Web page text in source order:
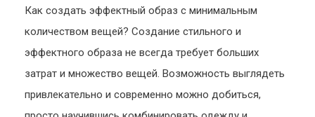
Как создать эффектный образ с минимальным
количеством вещей? Создание стильного и
эффектного образа не всегда требует больших
затрат и множество вещей. Возможность выглядеть
привлекательно и современно можно добиться,